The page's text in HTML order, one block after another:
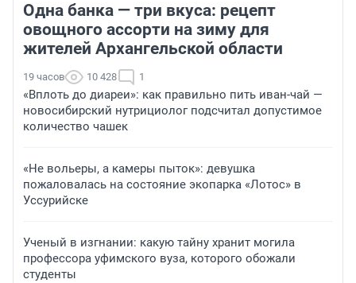
Одна банка — три вкуса: рецепт
овощного ассорти на зиму для
жителей Архангельской области
19 часов 10 428 1
«Вплоть до диареи»: как правильно пить иван-чай —
новосибирский нутрициолог подсчитал допустимое
количество чашек
«Не вольеры, а камеры пыток»: девушка
пожаловалась на состояние экопарка «Лотос» в
Уссурийске
Ученый в изгнании: какую тайну хранит могила
профессора уфимского вуза, которого обожали
студенты